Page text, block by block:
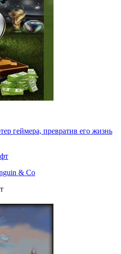
геймера, превратив его жизнь
& Co